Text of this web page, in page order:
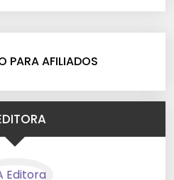
PARA AFILIADOS